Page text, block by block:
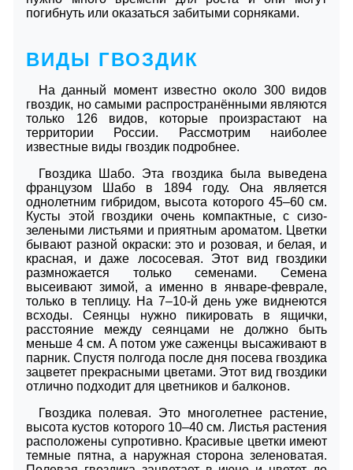
погибнуть или оказаться забитыми сорняками.
ВИДЫ ГВОЗДИК
На данный момент известно около 300 видов
гвоздик, но самыми распространёнными являются
только 126 видов, которые произрастают на
территории России. Рассмотрим наиболее
известные виды гвоздик подробнее.
Гвоздика Шабо. Эта гвоздика была выведена
французом Шабо в 1894 году. Она является
однолетним гибридом, высота которого 45–60 см.
Кусты этой гвоздики очень компактные, с сизо-
зелеными листьями и приятным ароматом. Цветки
бывают разной окраски: это и розовая, и белая, и
красная, и даже лососевая. Этот вид гвоздики
размножается только семенами. Семена
высеивают зимой, а именно в январе-феврале,
только в теплицу. На 7–10-й день уже виднеются
всходы. Сеянцы нужно пикировать в ящички,
расстояние между сеянцами не должно быть
меньше 4 см. А потом уже саженцы высаживают в
парник. Спустя полгода после дня посева гвоздика
зацветет прекрасными цветами. Этот вид гвоздики
отлично подходит для цветников и балконов.
Гвоздика полевая. Это многолетнее растение,
высота кустов которого 10–40 см. Листья растения
расположены супротивно. Красивые цветки имеют
темные пятна, а наружная сторона зеленоватая.